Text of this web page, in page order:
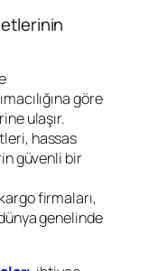
göre
ulaşır.
hassas
güvenli bir
firmaları,
genelinde